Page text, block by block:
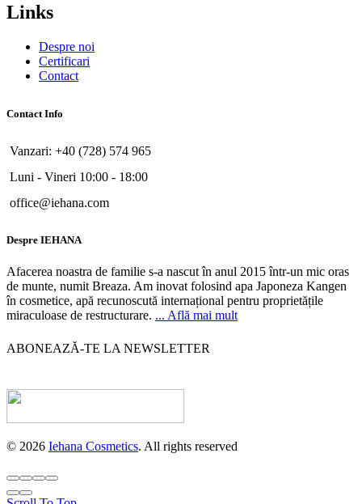
Links
Despre noi
Certificari
Contact
Contact Info
Vanzari: +40 (728) 574 965
Luni - Vineri 10:00 - 18:00
office@iehana.com
Despre IEHANA
Afacerea noastra de familie s-a nascut în anul 2015 într-un mic oras
de munte, numit Breaza. Am inovat folosind apa Japoneza Kangen
în cosmetice, apă recunoscută internațional pentru proprietățile
miraculoase de restructurare. ... Află mai mult
ABONEAZĂ-TE LA NEWSLETTER
© 2026 Iehana Cosmetics. All rights reserved